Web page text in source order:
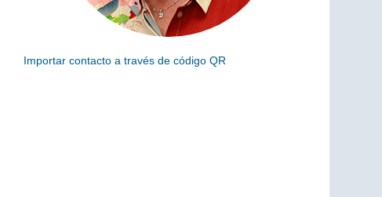
Importar contacto a través de código QR